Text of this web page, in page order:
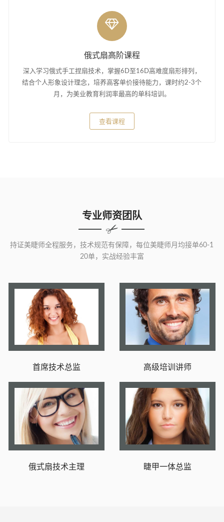
俄式扇高阶课程
深入学习俄式手工捏扇技术，掌握6D至16D高难度扇形排列，
结合个人形象设计理念，培养高客单价接待能力，课时约2-3个
月，为美业教育利润率最高的单科培训。
查看课程
专业师资团队
持证美睫师全程服务，技术规范有保障，每位美睫师月均接单60-1
20单，实战经验丰富
首席技术总监 高级培训讲师
俄式扇技术主理 睫甲一体总监